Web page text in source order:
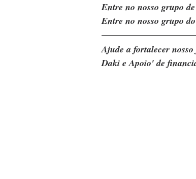
Entre no nosso grupo
Entre no nosso grupo
Ajude a fortalecer
Daki e Apoio' de